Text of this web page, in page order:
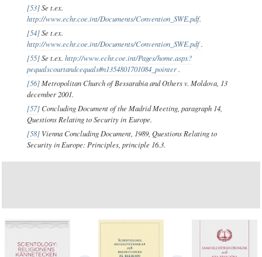
[53]Se t.ex.
http://www.echr.coe.int/Documents/Convention_SWE.pdf.
[54]Se t.ex.
http://www.echr.coe.int/Documents/Convention_SWE.pdf.
[55]Se t.ex. http://www.echr.coe.int/Pages/home.aspx?
pequalscourtandcequals#n1354801701084_pointer.
[56]Metropolitan Church of Bessarabia and Others v. Moldova, 13
december 2001.
[57] Concluding Document of the Madrid Meeting, paragraph 14,
Questions Relating to Security in Europe.
[58] Vienna Concluding Document, 1989, Questions Relating to
Security in Europe: Principles, principle 16.3.